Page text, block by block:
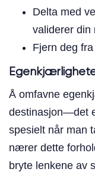
Delta med
validerer din
Fjern deg
Å omfavne
destinasjon—det
spesielt når man
nærer dette
bryte lenkene av